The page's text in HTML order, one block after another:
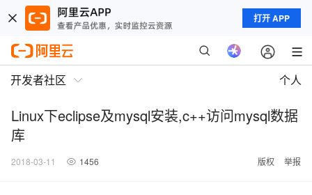
打开 APP
开发者社区 个人
Linux下eclipse及mysql安装,c++访问mysql数据
库
2018-03-11 1456 版权 举报